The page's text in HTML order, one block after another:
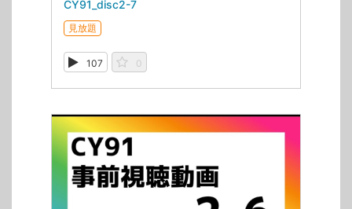
CY91_disc2-7
見放題
107 0